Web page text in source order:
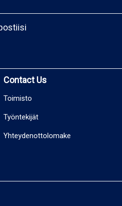
Contact Us
Toimisto
Työntekijät
Yhteydenottolomake